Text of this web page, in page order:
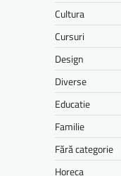
Cultura
Cursuri
Design
Diverse
Educatie
Familie
Fără categorie
Horeca